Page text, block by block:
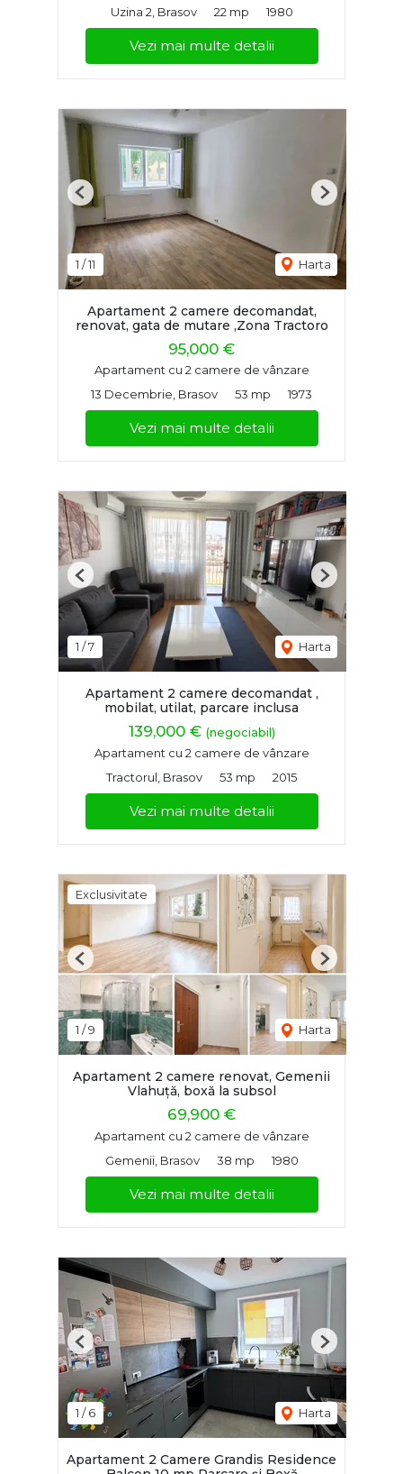
Uzina 2, Brasov 22 mp 1980
Vezi mai multe detalii
1 /11 Harta
Previous Next
Apartament 2 camere decomandat,
renovat, gata de mutare ,Zona Tractoro
95,000 €
Apartament cu 2 camere de vânzare
13 Decembrie, Brasov
53 mp 1973
Vezi mai multe detalii
1 /7 Harta
Previous Next
Apartament 2 camere decomandat ,
mobilat, utilat, parcare inclusa
139,000 € (negociabil)
Apartament cu 2 camere de vânzare
Tractorul, Brasov
53 mp 2015
Vezi mai multe detalii
Exclusivitate
1 /9 Harta
Previous Next
Apartament 2 camere renovat, Gemenii
Vlahuță, boxă la subsol
69,900 €
Apartament cu 2 camere de vânzare
Gemenii, Brasov
38 mp 1980
Vezi mai multe detalii
1 /6 Harta
Previous Next
Apartament 2 Camere Grandis Residence